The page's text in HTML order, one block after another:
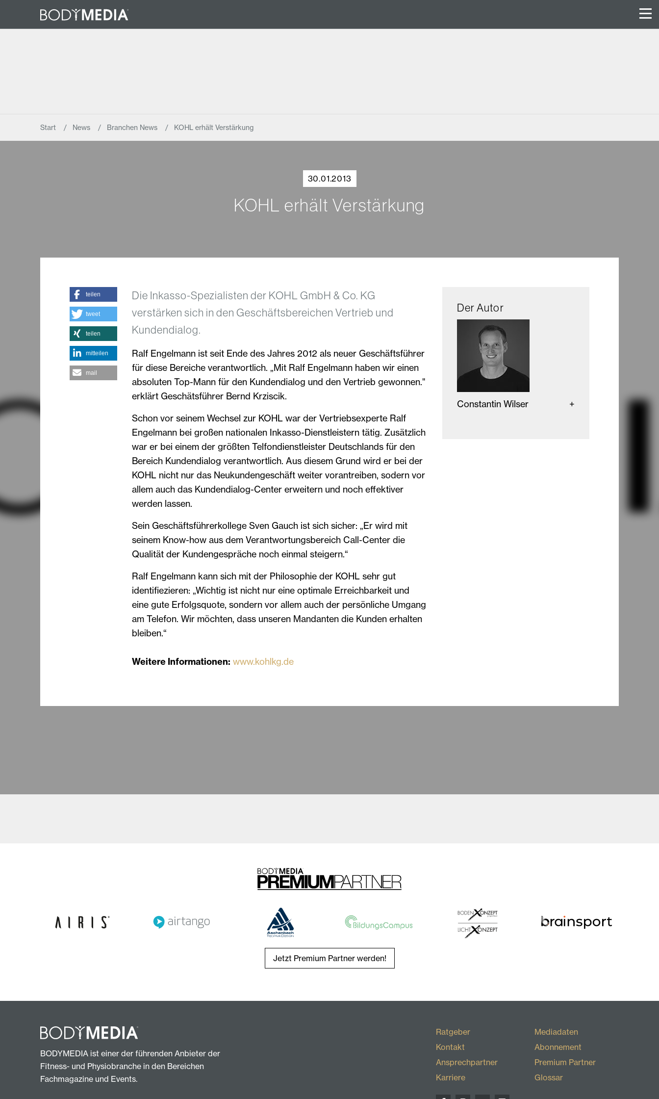
Start News Branchen News KOHL erhält Verstärkung
30.01.2013
KOHL erhält Verstärkung
Die Inkasso-Spezialisten der KOHL GmbH & Co. KG
verstärken sich in den Geschäftsbereichen Vertrieb und
Kundendialog.
Ralf Engelmann ist seit Ende des Jahres 2012 als neuer Geschäftsführer
für diese Bereiche verantwortlich. „Mit Ralf Engelmann haben wir einen
absoluten Top-Mann für den Kundendialog und den Vertrieb gewonnen."
erklärt Geschätsführer Bernd Krziscik.
Schon vor seinem Wechsel zur KOHL war der Vertriebsexperte Ralf
Engelmann bei großen nationalen Inkasso-Dienstleistern tätig. Zusätzlich
war er bei einem der größten Telfondienstleister Deutschlands für den
Bereich Kundendialog verantwortlich. Aus diesem Grund wird er bei der
KOHL nicht nur das Neukundengeschäft weiter vorantreiben, sodern vor
allem auch das Kundendialog-Center erweitern und noch effektiver
werden lassen.
Sein Geschäftsführerkollege Sven Gauch ist sich sicher: „Er wird mit
seinem Know-how aus dem Verantwortungsbereich Call-Center die
Qualität der Kundengespräche noch einmal steigern.“
Ralf Engelmann kann sich mit der Philosophie der KOHL sehr gut
identifiezieren: „Wichtig ist nicht nur eine optimale Erreichbarkeit und
eine gute Erfolgsquote, sondern vor allem auch der persönliche Umgang
am Telefon. Wir möchten, dass unseren Mandanten die Kunden erhalten
bleiben.“
Weitere Informationen: www.kohlkg.de
teilen
tweet
teilen
mitteilen
mail
Der Autor
Constantin Wilser
Jetzt Premium Partner werden!
BODYMEDIA ist einer der führenden Anbieter der
Fitness- und Physiobranche in den Bereichen
Fachmagazine und Events.
Ratgeber
Kontakt
Ansprechpartner
Karriere
Mediadaten
Abonnement
Premium Partner
Glossar